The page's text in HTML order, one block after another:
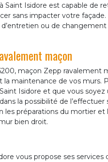
Isidore est capable de
sans impacter votre façade.
d’entretien ou de
maçon
maçon Zepp ravalement
la maintenance de vos murs.
Isidore et que vous soyez
la possibilité de l’effectuer
les préparations du mortier et
bien droit.
vous propose ses services